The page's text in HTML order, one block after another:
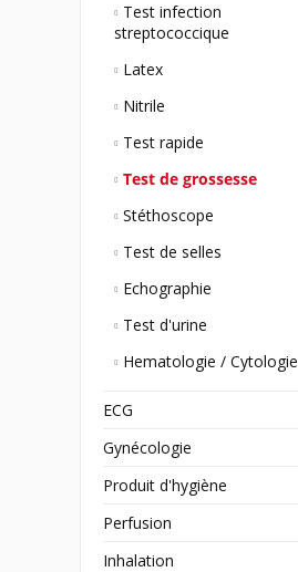
Test infection
streptococcique
Latex
Nitrile
Test rapide
Test de grossesse
Stéthoscope
Test de selles
Echographie
Test d'urine
Hematologie / Cytologie
ECG
Gynécologie
Produit d'hygiène
Perfusion
Inhalation